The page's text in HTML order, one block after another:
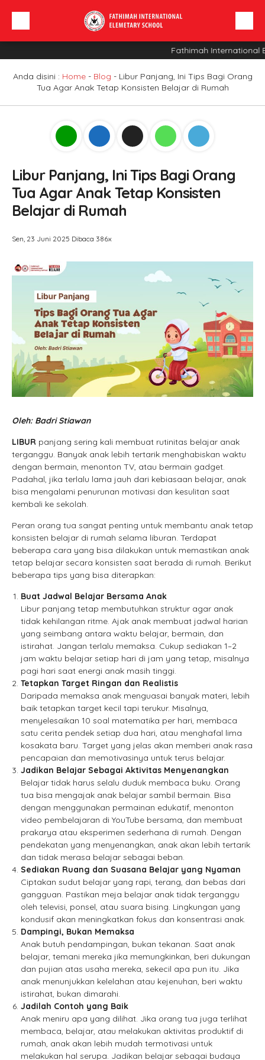
Profil Sekolah
Fathimah International
Anda disini : Home- Blog - Libur Panjang, Ini Tips Bagi Orang
Tua Agar Anak Tetap Konsisten Belajar di Rumah
Libur Panjang, Ini Tips Bagi Orang
Tua Agar Anak Tetap Konsisten
Belajar di Rumah
Sen, 23 Juni 2025 Dibaca 386x
Oleh: Badri Stiawan
LIBUR panjang sering kali membuat rutinitas belajar anak
terganggu. Banyak anak lebih tertarik menghabiskan waktu
dengan bermain, menonton TV, atau bermain gadget.
Padahal, jika terlalu lama jauh dari kebiasaan belajar, anak
bisa mengalami penurunan motivasi dan kesulitan saat
kembali ke sekolah.
Peran orang tua sangat penting untuk membantu anak tetap
konsisten belajar di rumah selama liburan. Terdapat
beberapa cara yang bisa dilakukan untuk memastikan anak
tetap belajar secara konsisten saat berada di rumah. Berikut
beberapa tips yang bisa diterapkan:
Buat Jadwal Belajar Bersama Anak
Libur panjang tetap membutuhkan struktur agar anak
tidak kehilangan ritme. Ajak anak membuat jadwal harian
yang seimbang antara waktu belajar, bermain, dan
istirahat. Jangan terlalu memaksa. Cukup sediakan 1–2
jam waktu belajar setiap hari di jam yang tetap, misalnya
pagi hari saat energi anak masih tinggi.
Tetapkan Target Ringan dan Realistis
Daripada memaksa anak menguasai banyak materi, lebih
baik tetapkan target kecil tapi terukur. Misalnya,
menyelesaikan 10 soal matematika per hari, membaca
satu cerita pendek setiap dua hari, atau menghafal lima
kosakata baru. Target yang jelas akan memberi anak rasa
pencapaian dan memotivasinya untuk terus belajar.
Jadikan Belajar Sebagai Aktivitas Menyenangkan
Belajar tidak harus selalu duduk membaca buku. Orang
tua bisa mengajak anak belajar sambil bermain. Bisa
dengan menggunakan permainan edukatif, menonton
video pembelajaran di YouTube bersama, dan membuat
prakarya atau eksperimen sederhana di rumah. Dengan
pendekatan yang menyenangkan, anak akan lebih tertarik
dan tidak merasa belajar sebagai beban.
Sediakan Ruang dan Suasana Belajar yang Nyaman
Ciptakan sudut belajar yang rapi, terang, dan bebas dari
gangguan. Pastikan meja belajar anak tidak terganggu
oleh televisi, ponsel, atau suara bising. Lingkungan yang
kondusif akan meningkatkan fokus dan konsentrasi anak.
Dampingi, Bukan Memaksa
Anak butuh pendampingan, bukan tekanan. Saat anak
belajar, temani mereka jika memungkinkan, beri dukungan
dan pujian atas usaha mereka, sekecil apa pun itu. Jika
anak menunjukkan kelelahan atau kejenuhan, beri waktu
istirahat, bukan dimarahi.
Jadilah Contoh yang Baik
Anak meniru apa yang dilihat. Jika orang tua juga terlihat
membaca, belajar, atau melakukan aktivitas produktif di
rumah, anak akan lebih mudah termotivasi untuk
melakukan hal serupa. Jadikan belajar sebagai budaya